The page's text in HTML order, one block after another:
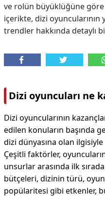
ve rolün büyüklüğüne
içerikte, dizi oyuncularının
trendler hakkında detaylı
Dizi oyuncuları ne
Dizi oyuncularının
edilen konuların başında
dizi dünyasına olan
Çeşitli faktörler,
unsurlar arasında ilk sırada
bütçeleri, dizinin türü,
popülaritesi gibi etkenler,